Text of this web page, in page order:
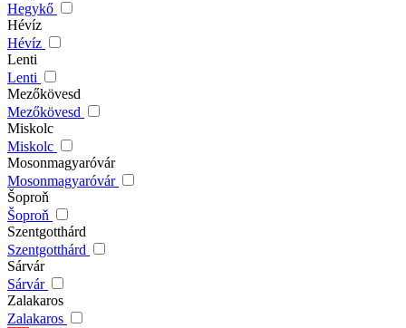
Hegykő
Hévíz
Hévíz
Lenti
Lenti
Mezőkövesd
Mezőkövesd
Miskolc
Miskolc
Mosonmagyaróvár
Mosonmagyaróvár
Šoproň
Šoproň
Szentgotthárd
Szentgotthárd
Sárvár
Sárvár
Zalakaros
Zalakaros